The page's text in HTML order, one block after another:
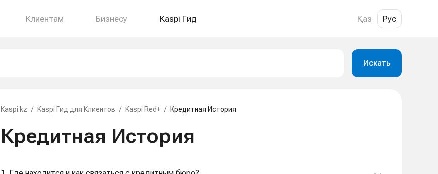
Клиентам Бизнесу Kaspi Гид Қаз Рус
Искать
Kaspi.kz / Kaspi Гид для Клиентов / Kaspi Red+ / Кредитная История
Кредитная История